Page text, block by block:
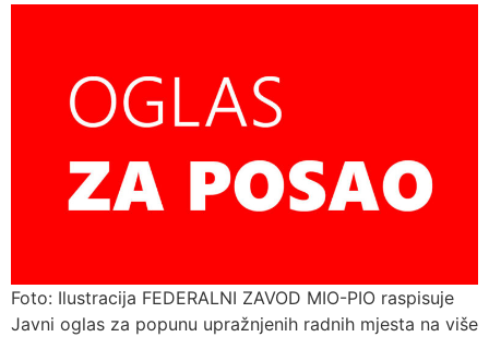
Foto: Ilustracija FEDERALNI ZAVOD MIO-PIO raspisuje
Javni oglas za popunu upražnjenih radnih mjesta na više